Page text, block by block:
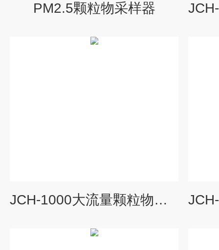
PM2.5颗粒物采样器
JCH-1000大流量颗粒物采样仪优势